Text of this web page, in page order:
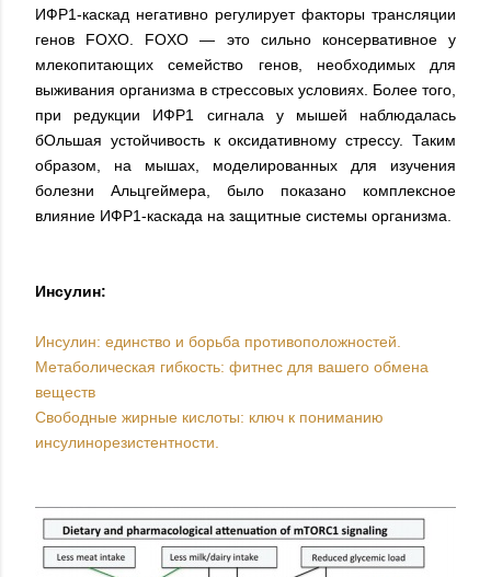
ИФР1-каскад негативно регулирует факторы трансляции
генов FOXO. FOXO — это сильно консервативное у
млекопитающих семейство генов, необходимых для
выживания организма в стрессовых условиях. Более того,
при редукции ИФР1 сигнала у мышей наблюдалась
бОльшая устойчивость к оксидативному стрессу. Таким
образом, на мышах, моделированных для изучения
болезни Альцгеймера, было показано комплексное
влияние ИФР1-каскада на защитные системы организма.
Инсулин:
Инсулин: единство и борьба противоположностей.
Метаболическая гибкость: фитнес для вашего обмена
веществ
Свободные жирные кислоты: ключ к пониманию
инсулинорезистентности.